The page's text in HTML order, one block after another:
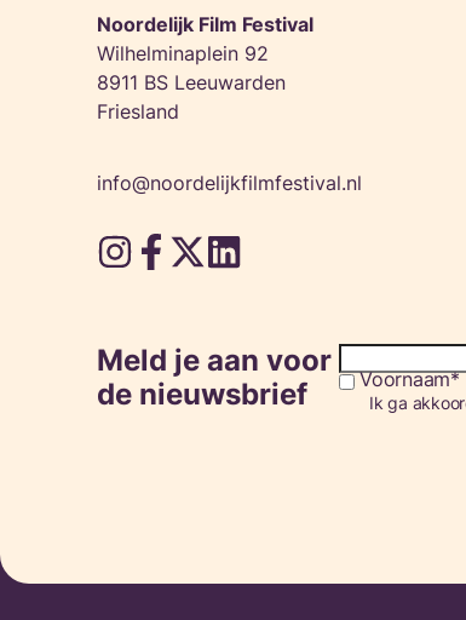
Noordelijk Film Festival
Wilhelminaplein 92
8911 BS Leeuwarden
Friesland
info@noordelijkfilmfestival.nl
Meld je aan voor
de nieuwsbrief
Voornaam
Consent
Ik ga